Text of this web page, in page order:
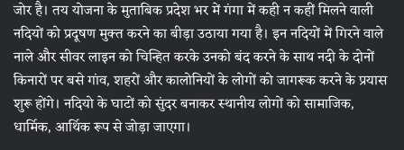
जोर है। तय योजना के मुताबिक प्रदेश भर में गंगा में कही न कहीं मिलने वाली
नदियों को प्रदूषण मुक्त करने का बीड़ा उठाया गया है। इन नदियों में गिरने वाले
नाले और सीवर लाइन को चिन्हित करके उनको बंद करने के साथ नदी के दोनों
किनारों पर बसे गांव, शहरों और कालोनियों के लोगों को जागरूक करने के प्रयास
शुरू होंगे। नदियो के घाटों को सुंदर बनाकर स्थानीय लोगों को सामाजिक,
धार्मिक, आर्थिक रूप से जोड़ा जाएगा।